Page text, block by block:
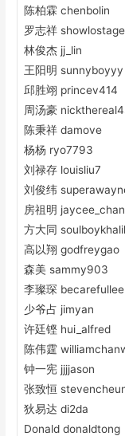
陈柏霖 chenbolin
罗志祥 showlostage
林俊杰 jj_lin
王阳明 sunnyboyyy
邱胜翊 princev414
周汤豪
陈秉祥 damove
杨杨 ryo7793
刘禄存 louisliu7
刘俊纬
房祖明 jaycee_chan
方大同
高以翔 godfreygao
森美 sammy903
李璨琛 becarefullee
少爷占 jimyan
许廷铿 hui_alfred
陈伟霆
钟一宪 jjjjason
张致恒
狄易达 di2da
Donald donaldtong